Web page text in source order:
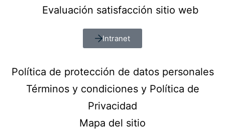
Evaluación satisfacción sitio web
Intranet
Política de protección de datos personales
Términos y condiciones y Política de
Privacidad
Mapa del sitio